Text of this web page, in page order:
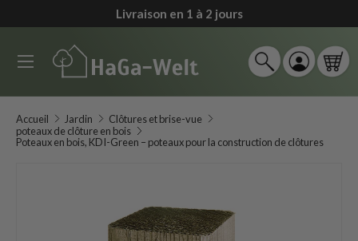
Zum Inhalt springen
Zum Menü springen
Fußzeile springen
Barrierefreiheits-Widget öffnen
Aller au contenu
Livraison en 1 à 2 jours
Recherche
Recherche
Se
Menu
Accueil Jardin
Clôtures et brise-vue
poteaux de clôture en bois
Poteaux en bois, KDI-Green – poteaux pour la construction de clôtures